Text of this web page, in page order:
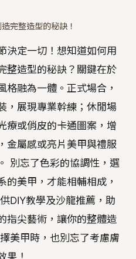
完整造型的秘訣！
決定一切！想知道如何用
整造型的秘訣？關鍵在於
格融為一體。正式場合，
，展現專業幹練；休閒場
療或俏皮的卡通圖案，增
金屬感或亮片美甲與禮服
別忘了色彩的協調性，選
的美甲，才能相輔相成，
DIY教學及沙龍推薦，助
指尖藝術，讓你的整體造
美甲時，也別忘了考慮膚
果！